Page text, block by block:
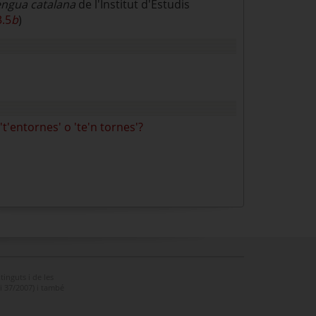
catalana de l'Institut d'Estudis
b)
't'entornes' o 'te'n tornes'?